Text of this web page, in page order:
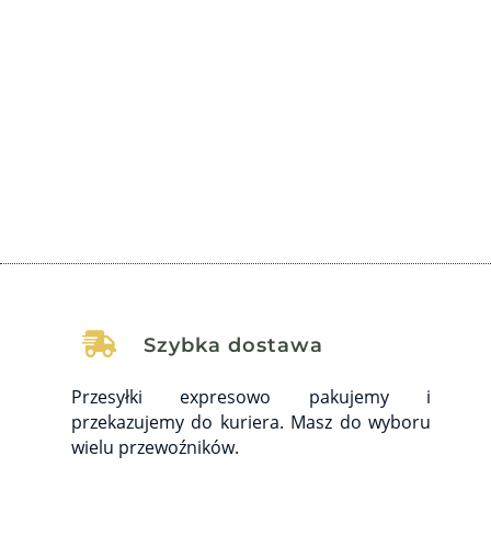
 Szybka dostawa
Przesyłki expresowo pakujemy i
przekazujemy do kuriera. Masz do wyboru
wielu przewoźników.